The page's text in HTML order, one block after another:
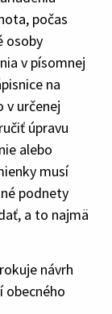
počas
osoby
v písomnej
na
v určenej
úpravu
alebo
musí
podnety
a to najmä
návrh
obecného